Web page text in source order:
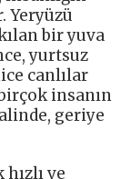
Yeryüzü
bir yuva
yurtsuz
canlılar
insanın
geriye
ve